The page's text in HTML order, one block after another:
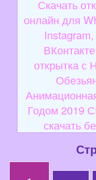
Скачать
онлайн для
открытка с
Годом 2019
скачать